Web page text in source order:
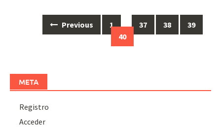
navigation
Previous 1 … 37 38
39
40
META
Registro
Acceder